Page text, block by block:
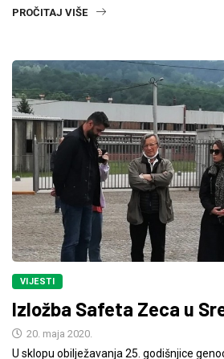
PROČITAJ VIŠE
VIJESTI
Izložba Safeta Zeca u
20. maja 2020.
U sklopu obilježavanja 25. godišnjice